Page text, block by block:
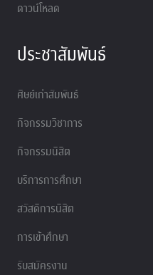
ดาวน์โหลด
ประชาสัมพันธ์
ศิษย์เก่าสัมพันธ์
กิจกรรมวิชาการ
กิจกรรมนิสิต
บริการการศึกษา
สวัสดิการนิสิต
การเข้าศึกษา
รับสมัครงาน